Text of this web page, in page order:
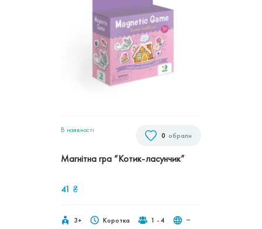
обрали
0
В наявностi
Магнітна гра “Котик-ласунчик”
41 ₴
3+ Коротка 1 - 4 ‒